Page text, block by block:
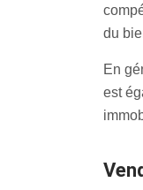
du
En
est